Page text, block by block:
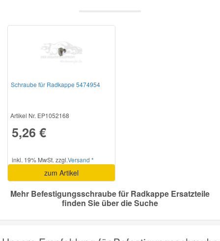
Schraube für Radkappe 5474954
Artikel Nr. EP1052168
5,26 €
inkl. 19% MwSt. zzgl.Versand *
zum Artikel
Mehr Befestigungsschraube für Radkappe Ersatzteile
finden Sie über die Suche
Mazda Ersatzteile
Mercedes Ersatzteile
Mini Ersatzteile
Mitsubishi Ersatzteile
Nissan Ersatzteile
Porsche Ersatzteile
Seat Ersatzteile